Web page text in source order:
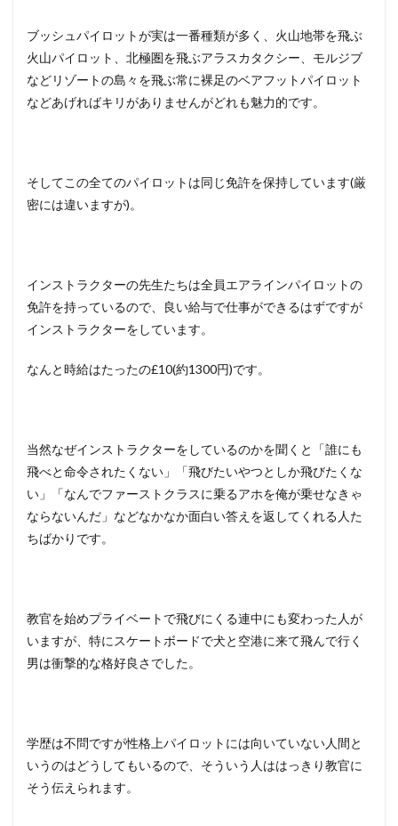
ブッシュパイロットが実は一番種類が多く、火山地帯を飛ぶ
火山パイロット、北極圏を飛ぶアラスカタクシー、モルジブ
などリゾートの島々を飛ぶ常に裸足のベアフットパイロット
などあげればキリがありませんがどれも魅力的です。
そしてこの全てのパイロットは同じ免許を保持しています(厳
密には違いますが)。
インストラクターの先生たちは全員エアラインパイロットの
免許を持っているので、良い給与で仕事ができるはずですが
インストラクターをしています。
なんと時給はたったの£10(約1300円)です。
当然なぜインストラクターをしているのかを聞くと「誰にも
飛べと命令されたくない」「飛びたいやつとしか飛びたくな
い」「なんでファーストクラスに乗るアホを俺が乗せなきゃ
ならないんだ」などなかなか面白い答えを返してくれる人た
ちばかりです。
教官を始めプライベートで飛びにくる連中にも変わった人が
いますが、特にスケートボードで犬と空港に来て飛んで行く
男は衝撃的な格好良さでした。
学歴は不問ですが性格上パイロットには向いていない人間と
いうのはどうしてもいるので、そういう人ははっきり教官に
そう伝えられます。